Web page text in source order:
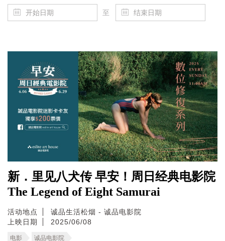
至
新．里见八犬传 早安！周日经典电影院
The Legend of Eight Samurai
活动地点
诚品生活松烟 - 诚品电影院
上映日期
2025/06/08
电影 诚品电影院